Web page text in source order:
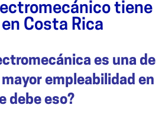
tiene
Costa Rica
es una de
empleabilidad en
debe eso?